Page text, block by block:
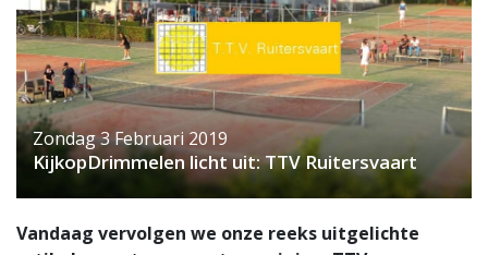
Zondag 3 Februari 2019
KijkopDrimmelen licht uit: TTV Ruitersvaart
Vandaag vervolgen we onze reeks uitgelichte